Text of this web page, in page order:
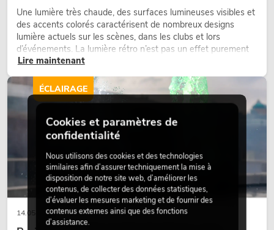
Une lumière très chaude, des surfaces lumineuses visibles et
des accents colorés caractérisent de nombreux designs
lumière actuels sur les scènes, dans les clubs et lors
d’événements. La lumière rétro n’est pas un effet purement
nostalgique, mais un outil de conception utilisé de manière
scènes et peut rendre les configurations LED techniques plus
émotionnelles.
Lire maintenant
14.05.2026
ÉCLAIRAGE
Cookies et paramètres de
confidentialité
Nous utilisons des cookies et des technologies
similaires afin d’assurer techniquement la mise à
disposition de notre site web, d’améliorer les
contenus, de collecter des données statistiques,
d’évaluer les mesures marketing et de fournir des
contenus externes ainsi que des fonctions
d’assistance.